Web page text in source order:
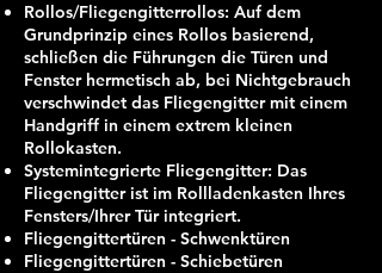
Rollos/Fliegengitterrollos: Auf dem
Grundprinzip eines Rollos basierend,
schließen die Führungen die Türen und
Fenster hermetisch ab, bei Nichtgebrauch
verschwindet das Fliegengitter mit einem
Handgriff in einem extrem kleinen
Rollokasten.
Systemintegrierte Fliegengitter: Das
Fliegengitter ist im Rollladenkasten Ihres
Fensters/Ihrer Tür integriert.
Fliegengittertüren - Schwenktüren
Fliegengittertüren - Schiebetüren